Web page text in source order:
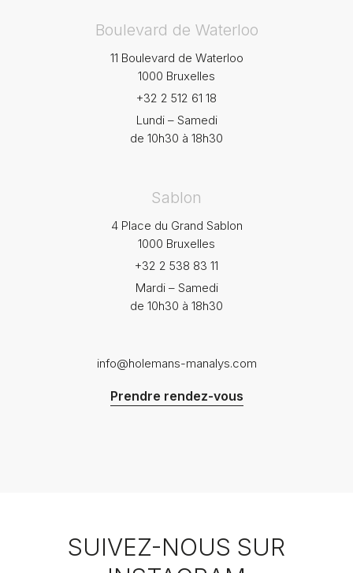
Boulevard de Waterloo
11 Boulevard de Waterloo
1000 Bruxelles
+32 2 512 61 18
Lundi – Samedi
de 10h30 à 18h30
Sablon
4 Place du Grand Sablon
1000 Bruxelles
+32 2 538 83 11
Mardi – Samedi
de 10h30 à 18h30
info@holemans-manalys.com
Prendre rendez-vous
SUIVEZ-NOUS SUR